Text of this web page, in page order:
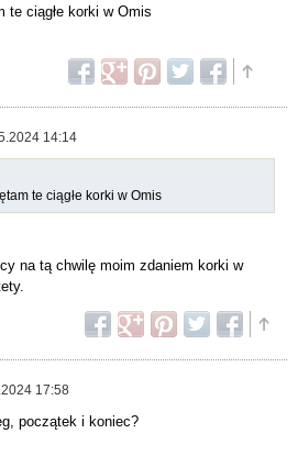
te ciągłe korki w Omis
14:14
te ciągłe korki w Omis
na tą chwilę moim zdaniem korki w
17:58
początek i koniec?